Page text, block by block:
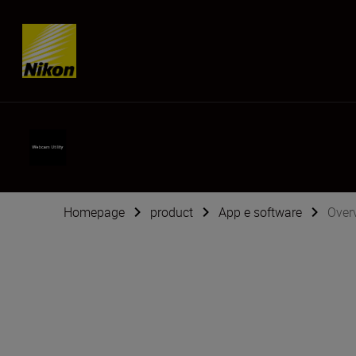
Skip content
Homepage product App e software